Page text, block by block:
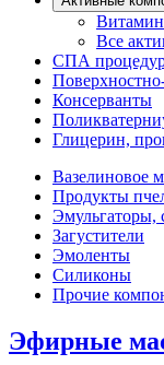
Все
СПА
Консерванты
Глицерин,
Вазелиновое
Продукты
Эмульгаторы,
Загустители
Эмоленты
Силиконы
Прочие
Эфирные